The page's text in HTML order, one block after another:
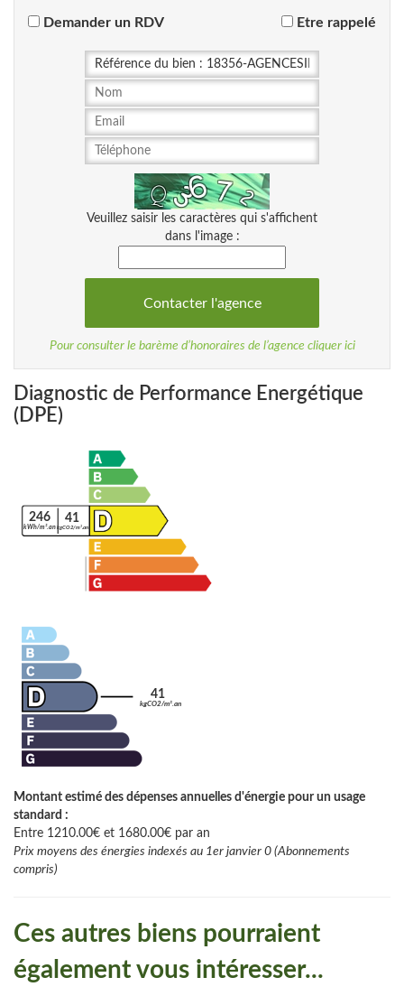
Demander un RDV Etre rappelé
Veuillez saisir les caractères qui s'affichent
dans l'image :
Pour consulter le barème d’honoraires de l’agence cliquer ici
Diagnostic de Performance Energétique
(DPE)
246
kWh/m².an
41
kgCO2/m².an
41
kgCO2/m².an
Montant estimé des dépenses annuelles d'énergie pour un usage
standard :
Entre 1210.00€ et 1680.00€ par an
Prix moyens des énergies indexés au 1er janvier 0 (Abonnements
compris)
Ces autres biens pourraient
également vous intéresser...